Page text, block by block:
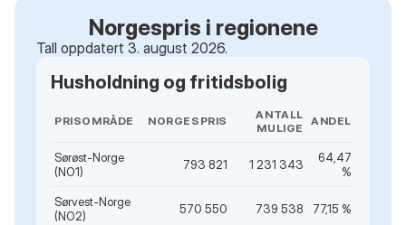
Norgespris i regionene
Tall oppdatert 3. august 2026.
Husholdning og fritidsbolig
PRISOMRÅDE NORGESPRIS
ANTALL
MULIGE
ANDEL
Sørøst-Norge
(NO1)
793 821 1 231 343
64,47
%
Sørvest-Norge
(NO2)
570 550 739 538 77,15 %